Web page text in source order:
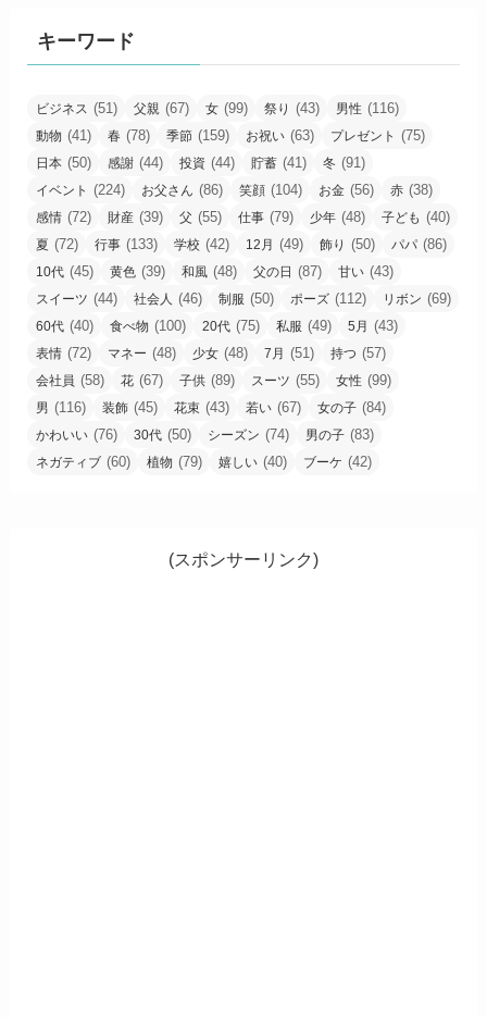
キーワード
ビジネス (51) 父親 (67) 女 (99) 祭り (43) 男性 (116)
動物 (41) 春 (78) 季節 (159) お祝い (63) プレゼント (75)
日本 (50) 感謝 (44) 投資 (44) 貯蓄 (41) 冬 (91)
イベント (224) お父さん (86) 笑顔 (104) お金 (56) 赤 (38)
感情 (72) 財産 (39) 父 (55) 仕事 (79) 少年 (48) 子ども (40)
夏 (72) 行事 (133) 学校 (42) 12月 (49) 飾り (50) パパ (86)
10代 (45) 黄色 (39) 和風 (48) 父の日 (87) 甘い (43)
スイーツ (44) 社会人 (46) 制服 (50) ポーズ (112) リボン (69)
60代 (40) 食べ物 (100) 20代 (75) 私服 (49) 5月 (43)
表情 (72) マネー (48) 少女 (48) 7月 (51) 持つ (57)
会社員 (58) 花 (67) 子供 (89) スーツ (55) 女性 (99)
男 (116) 装飾 (45) 花束 (43) 若い (67) 女の子 (84)
かわいい (76) 30代 (50) シーズン (74) 男の子 (83)
ネガティブ (60) 植物 (79) 嬉しい (40) ブーケ (42)
(スポンサーリンク)